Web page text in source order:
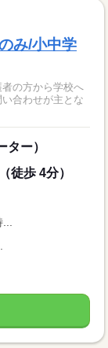
み/小中学
合わせが主とな
ー）
徒歩 4分）
...